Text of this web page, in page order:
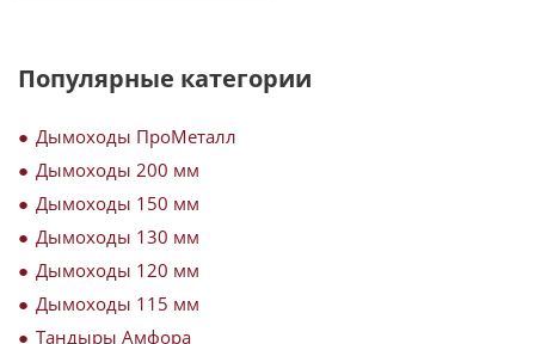
Популярные категории
Дымоходы ПроМеталл
Дымоходы 200 мм
Дымоходы 150 мм
Дымоходы 130 мм
Дымоходы 120 мм
Дымоходы 115 мм
Тандыры Амфора